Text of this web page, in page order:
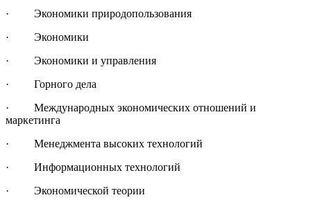
· Экономики природопользования
· Экономики
· Экономики и управления
· Горного дела
· Международных экономических отношений и
маркетинга
· Менеджмента высоких технологий
· Информационных технологий
· Экономической теории